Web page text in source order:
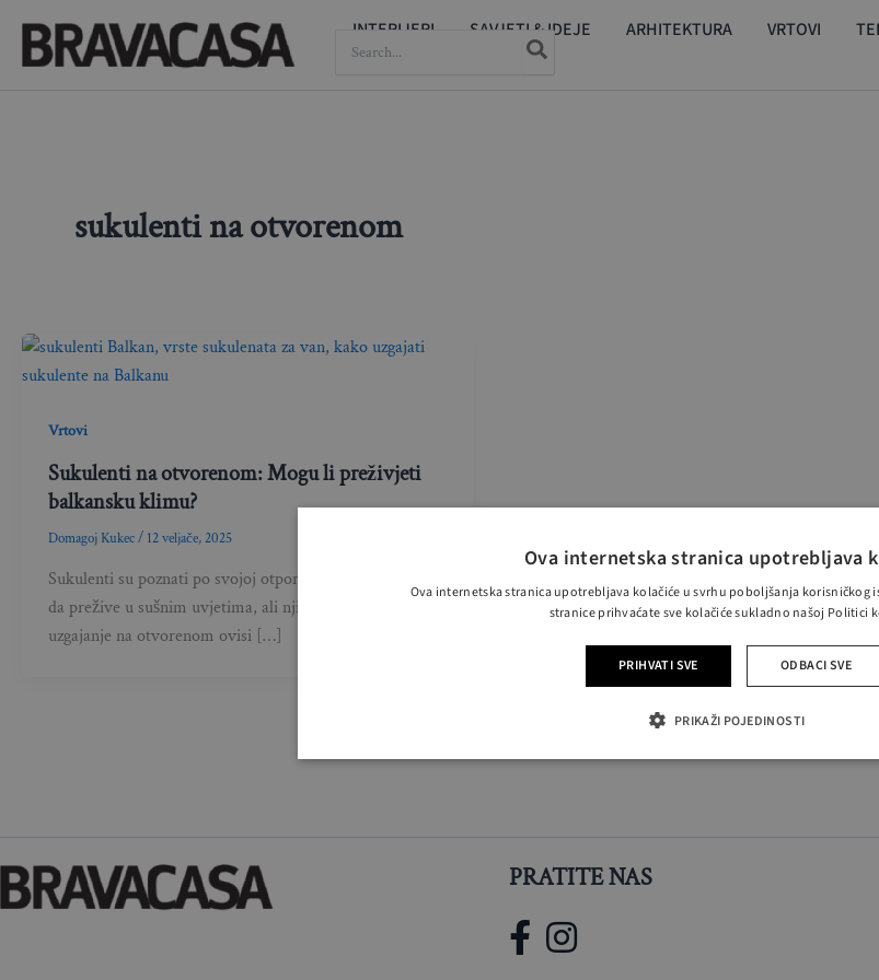
content
INTERIJERI SAVJETI & IDEJE ARHITEKTURA VRTOVI
FOR:
sukulenti na otvorenom
Vrtovi
Sukulenti na otvorenom: Mogu li preživjeti
balkansku klimu?
Domagoj Kukec/ 12 veljače, 2025
Sukulenti su poznati po svojoj otpornosti i sposobnosti
da prežive u sušnim uvjetima, ali njihovo uspješno
uzgajanje na otvorenom ovisi […]
PRATITE NAS
Ova internetska stranica upotrebljava
Ova internetska stranica upotrebljava kolačiće u svrhu poboljšanja korisničkog
stranice prihvaćate sve kolačiće sukladno našoj Politici
PRIHVATI SVE ODBACI SVE
PRIKAŽI POJEDINOSTI